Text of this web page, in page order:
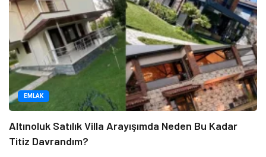
EMLAK
Altınoluk Satılık Villa Arayışımda Neden Bu Kadar
Titiz Davrandım?